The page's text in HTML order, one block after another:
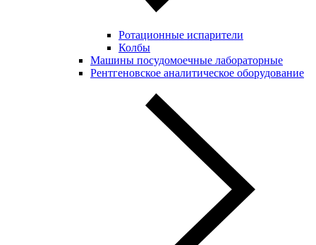
Ротационные испарители
Колбы
Машины посудомоечные лабораторные
Рентгеновское аналитическое оборудование